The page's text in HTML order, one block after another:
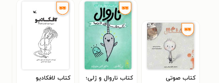
کتاب صوتی
کتاب ناروال و ژلی؛
کتاب لافکادیو